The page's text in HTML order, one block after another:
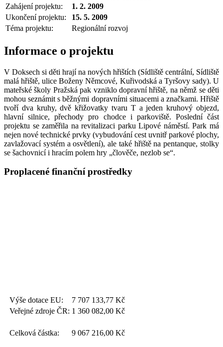
Zahájení projektu:
1. 2. 2009
Ukončení projektu:
15. 5. 2009
Téma projektu:
Regionální rozvoj
Informace o projektu
V Doksech si děti hrají na nových hřištích (Sídliště centrální, Sídliště
malá hřiště, ulice Boženy Němcové, Kuřivodská a Tyršovy sady). U
mateřské školy Pražská pak vzniklo dopravní hřiště, na němž se děti
mohou seznámit s běžnými dopravními situacemi a značkami. Hřiště
tvoří dva kruhy, dvě křižovatky tvaru T a jeden kruhový objezd,
hlavní silnice, přechody pro chodce i parkoviště. Poslední část
projektu se zaměřila na revitalizaci parku Lipové náměstí. Park má
nejen nové technické prvky (vybudování cest uvnitř parkové plochy,
zavlažovací systém a osvětlení), ale také hřiště na pentanque, stolky
se šachovnicí i hracím polem hry „člověče, nezlob se“.
Proplacené finanční prostředky
Výše dotace EU: 7 707 133,77 Kč
Veřejné zdroje ČR: 1 360 082,00 Kč
Celková částka: 9 067 216,00 Kč